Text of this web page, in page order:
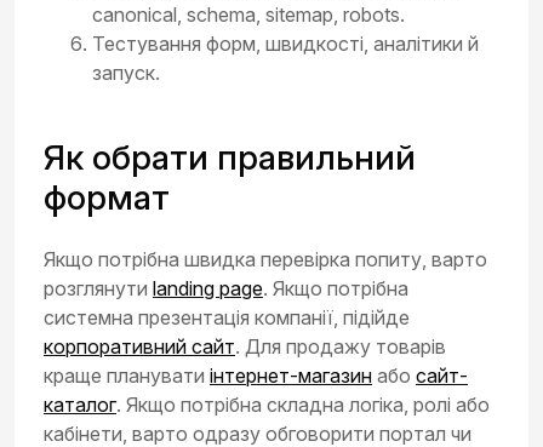
canonical, schema, sitemap, robots.
Тестування форм, швидкості, аналітики й
запуск.
Як обрати правильний
формат
Якщо потрібна швидка перевірка попиту, варто
розглянути landing page. Якщо потрібна
системна презентація компанії, підійде
корпоративний сайт. Для продажу товарів
краще планувати інтернет-магазин або сайт-
каталог. Якщо потрібна складна логіка, ролі або
кабінети, варто одразу обговорити портал чи